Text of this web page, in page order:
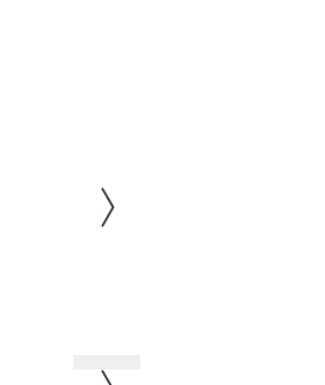
Nächstes Bild
Nächstes Bild